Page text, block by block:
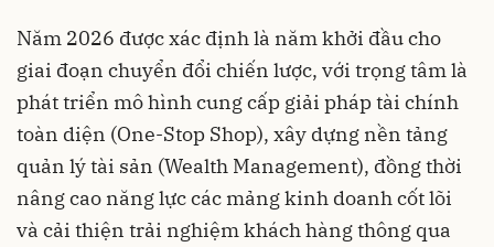
Năm 2026 được xác định là năm khởi đầu cho
giai đoạn chuyển đổi chiến lược, với trọng tâm là
phát triển mô hình cung cấp giải pháp tài chính
toàn diện (One-Stop Shop), xây dựng nền tảng
quản lý tài sản (Wealth Management), đồng thời
nâng cao năng lực các mảng kinh doanh cốt lõi
và cải thiện trải nghiệm khách hàng thông qua